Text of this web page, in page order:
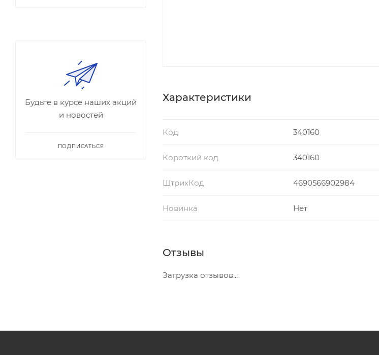
Характеристики
Код 340160
Короткий код 340160
ШтрихКод 4690566902984
Новинка Нет
Отзывы
Загрузка отзывов...
Будьте в курсе наших акций
и новостей
ПОДПИСАТЬСЯ